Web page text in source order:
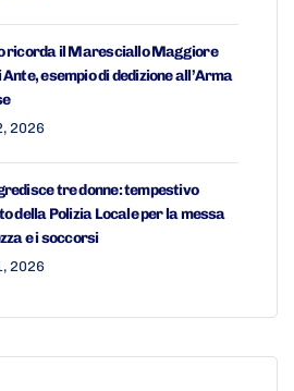
ricorda il Maresciallo Maggiore
esempio di dedizione all’Arma
2026
tre donne: tempestivo
della Polizia Locale per la messa
e i soccorsi
2026